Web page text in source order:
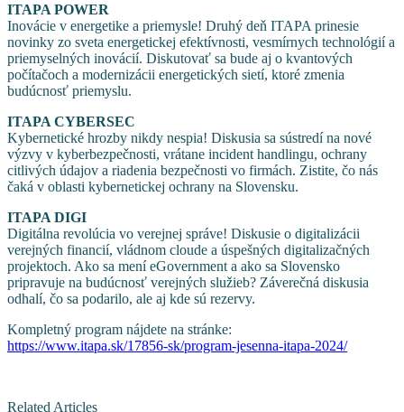
ITAPA POWER
Inovácie v energetike a priemysle! Druhý deň ITAPA prinesie
novinky zo sveta energetickej efektívnosti, vesmírnych technológií a
priemyselných inovácií. Diskutovať sa bude aj o kvantových
počítačoch a modernizácii energetických sietí, ktoré zmenia
budúcnosť priemyslu.
ITAPA CYBERSEC
Kybernetické hrozby nikdy nespia! Diskusia sa sústredí na nové
výzvy v kyberbezpečnosti, vrátane incident handlingu, ochrany
citlivých údajov a riadenia bezpečnosti vo firmách. Zistite, čo nás
čaká v oblasti kybernetickej ochrany na Slovensku.
ITAPA DIGI
Digitálna revolúcia vo verejnej správe! Diskusie o digitalizácii
verejných financií, vládnom cloude a úspešných digitalizačných
projektoch. Ako sa mení eGovernment a ako sa Slovensko
pripravuje na budúcnosť verejných služieb? Záverečná diskusia
odhalí, čo sa podarilo, ale aj kde sú rezervy.
Kompletný program nájdete na stránke:
https://www.itapa.sk/17856-sk/program-jesenna-itapa-2024/
Related Articles